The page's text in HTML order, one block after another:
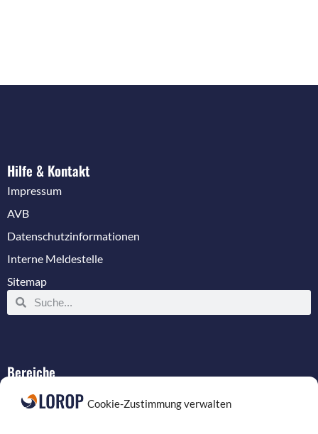
Cookie-Zustimmung verwalten
Bereiche
Verkabelung
Hilfe & Kontakt
Impressum
AVB
Datenschutzinformationen
Interne Meldestelle
Sitemap